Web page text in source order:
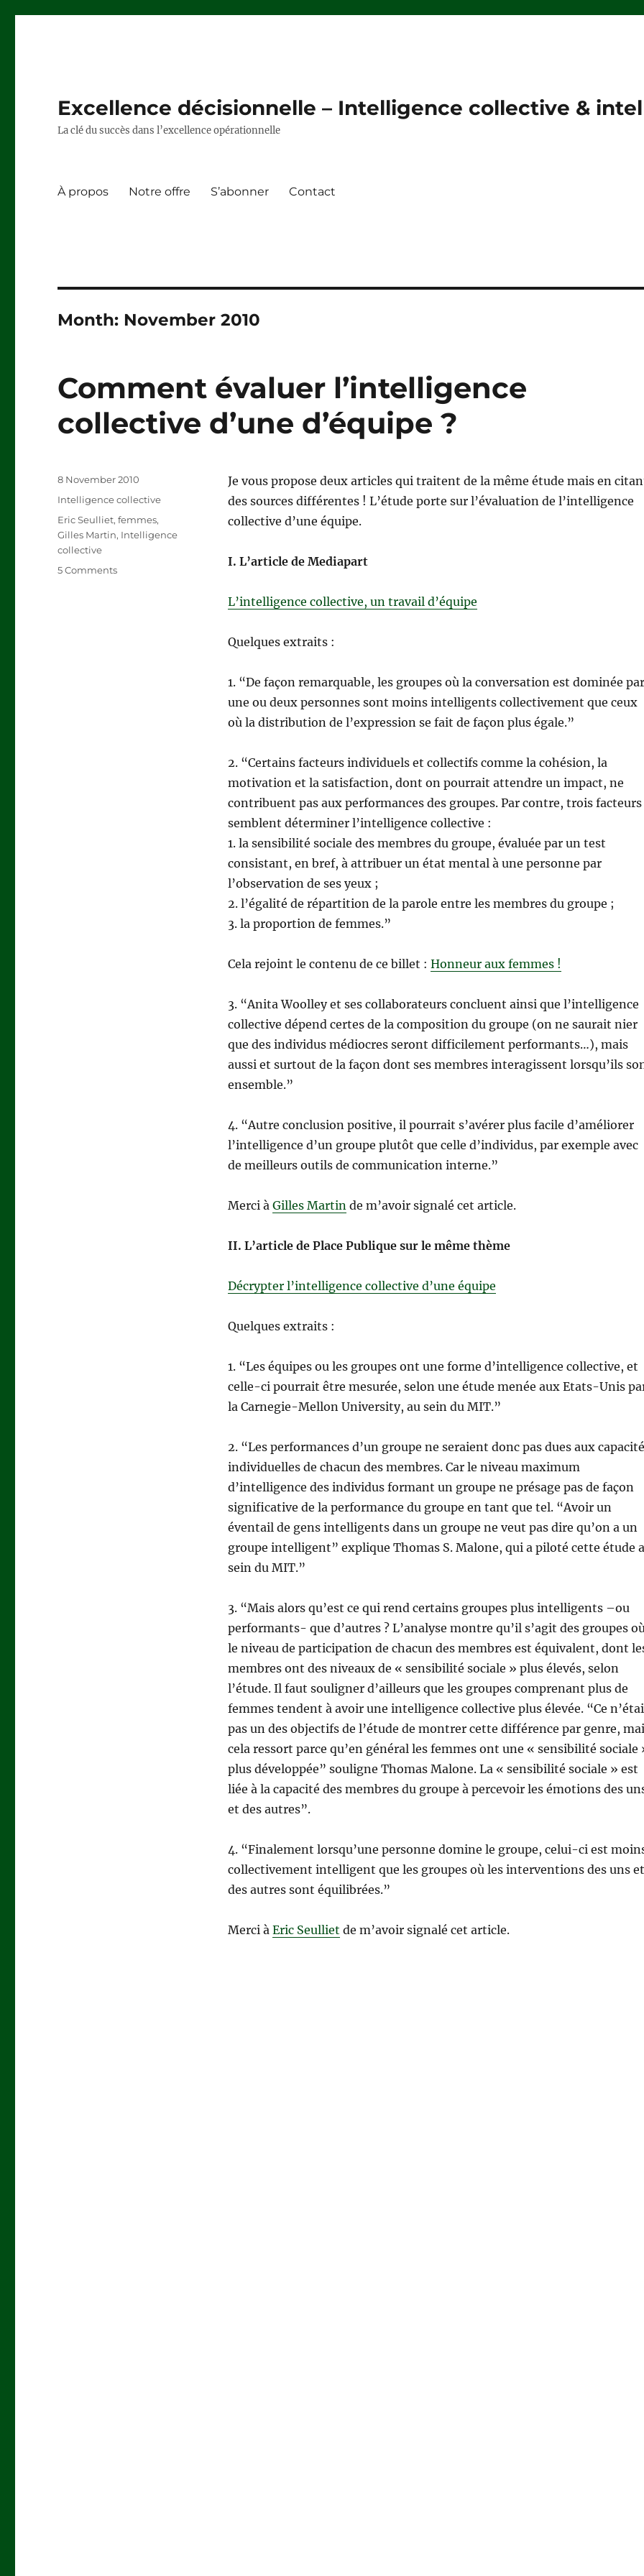
Excellence décisionnelle – Intelligence collective &
La clé du succès dans l’excellence opérationnelle
À propos Notre offre S’abonner Contact
Month: November 2010
Comment évaluer l’intelligence
collective d’une d’équipe ?
Je vous propose deux articles qui traitent de la même étude mais en
des sources différentes ! L’étude porte sur l’évaluation de l’intelligence
collective d’une équipe.
I. L’article de Mediapart
L’intelligence collective, un travail d’équipe
Quelques extraits :
1. “De façon remarquable, les groupes où la conversation est dominée par
une ou deux personnes sont moins intelligents collectivement que ceux
où la distribution de l’expression se fait de façon plus égale.”
2. “Certains facteurs individuels et collectifs comme la cohésion, la
motivation et la satisfaction, dont on pourrait attendre un impact, ne
contribuent pas aux performances des groupes. Par contre, trois facteurs
semblent déterminer l’intelligence collective :
1. la sensibilité sociale des membres du groupe, évaluée par un test
consistant, en bref, à attribuer un état mental à une personne par
l’observation de ses yeux ;
2. l’égalité de répartition de la parole entre les membres du groupe ;
3. la proportion de femmes.”
Cela rejoint le contenu de ce billet : Honneur aux femmes !
3. “Anita Woolley et ses collaborateurs concluent ainsi que l’intelligence
collective dépend certes de la composition du groupe (on ne saurait nier
que des individus médiocres seront difficilement performants…), mais
aussi et surtout de la façon dont ses membres interagissent lorsqu’ils
ensemble.”
4. “Autre conclusion positive, il pourrait s’avérer plus facile d’améliorer
l’intelligence d’un groupe plutôt que celle d’individus, par exemple avec
de meilleurs outils de communication interne.”
Merci à Gilles Martinde m’avoir signalé cet article.
II. L’article de Place Publique sur le même thème
Décrypter l’intelligence collective d’une équipe
Quelques extraits :
1. “Les équipes ou les groupes ont une forme d’intelligence collective, et
celle-ci pourrait être mesurée, selon une étude menée aux Etats-Unis
la Carnegie-Mellon University, au sein du MIT.”
2. “Les performances d’un groupe ne seraient donc pas dues aux
individuelles de chacun des membres. Car le niveau maximum
d’intelligence des individus formant un groupe ne présage pas de façon
significative de la performance du groupe en tant que tel. “Avoir un
éventail de gens intelligents dans un groupe ne veut pas dire qu’on a un
groupe intelligent” explique Thomas S. Malone, qui a piloté cette étude
sein du MIT.”
3. “Mais alors qu’est ce qui rend certains groupes plus intelligents –ou
performants- que d’autres ? L’analyse montre qu’il s’agit des groupes
le niveau de participation de chacun des membres est équivalent, dont
membres ont des niveaux de « sensibilité sociale » plus élevés, selon
l’étude. Il faut souligner d’ailleurs que les groupes comprenant plus de
femmes tendent à avoir une intelligence collective plus élevée. “Ce
pas un des objectifs de l’étude de montrer cette différence par genre,
cela ressort parce qu’en général les femmes ont une « sensibilité sociale
plus développée” souligne Thomas Malone. La « sensibilité sociale » est
liée à la capacité des membres du groupe à percevoir les émotions des
et des autres”.
4. “Finalement lorsqu’une personne domine le groupe, celui-ci est
collectivement intelligent que les groupes où les interventions des uns et
des autres sont équilibrées.”
Merci à Eric Seulliet de m’avoir signalé cet article.
Posted
8 November 2010
Categories
Intelligence collective
Tags
Eric Seulliet,femmes,
Gilles Martin, Intelligence
collective
5 Commentson